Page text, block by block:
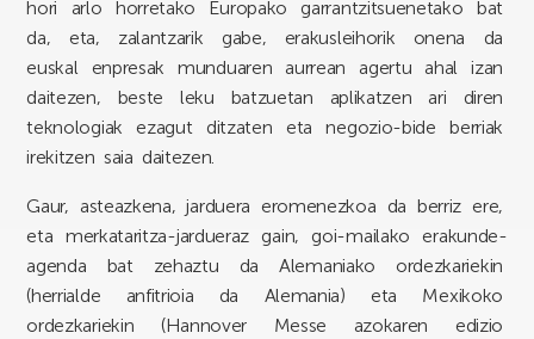
hori arlo horretako Europako garrantzitsuenetako bat
da, eta, zalantzarik gabe, erakusleihorik onena da
euskal enpresak munduaren aurrean agertu ahal izan
daitezen, beste leku batzuetan aplikatzen ari diren
teknologiak ezagut ditzaten eta negozio-bide berriak
irekitzen saia daitezen.
Gaur, asteazkena, jarduera eromenezkoa da berriz ere,
eta merkataritza-jardueraz gain, goi-mailako erakunde-
agenda bat zehaztu da Alemaniako ordezkariekin
(herrialde anfitrioia da Alemania) eta Mexikoko
ordezkariekin (Hannover Messe azokaren edizio